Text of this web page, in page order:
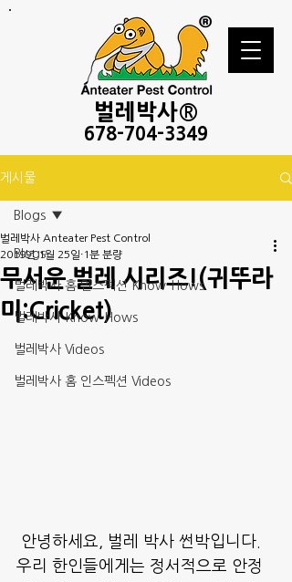
벌레 박사®
678-704-3349
게시물
Blogs
벌레박사 홈 인스펙션 Know-Hows
벌레박사 Know-Hows
벌레박사 Videos
벌레박사 홈 인스펙션 Videos
Blogs
무서운 벌레 시리즈!(귀뚜라
미:Cricket)
벌레박사 Anteater Pest Control
2019년 1월 25일 1분 분량
안녕하세요, 벌레 박사 썬박입니다.
우리 한인들에게는 정서적으로 안정